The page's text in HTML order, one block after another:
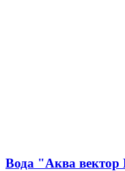
Вода "Аква